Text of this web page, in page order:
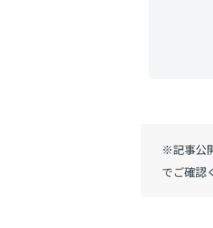
※記事公
でご確認